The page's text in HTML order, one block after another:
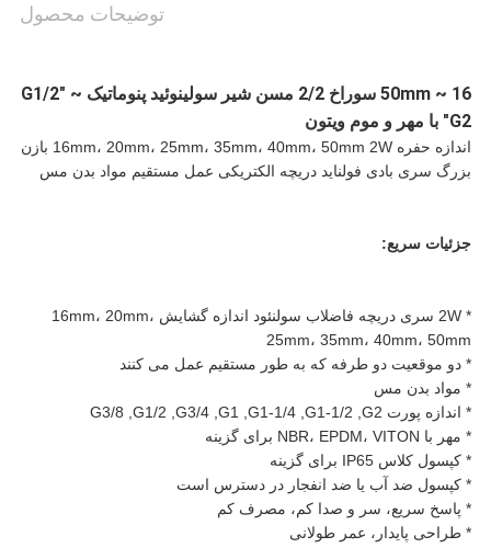
توضیحات محصول
16 ~ 50mm سوراخ 2/2 مسن شیر سولینوئید پنوماتیک G1/2" ~
G2" با مهر و موم ویتون
اندازه حفره 16mm، 20mm، 25mm، 35mm، 40mm، 50mm 2W بازن
بزرگ سری بادی فولناید دریچه الکتریکی عمل مستقیم مواد بدن مس
جزئیات سریع:
* 2W سری دریچه فاضلاب سولنئود اندازه گشایش 16mm، 20mm،
25mm، 35mm، 40mm، 50mm
* دو موقعیت دو طرفه که به طور مستقیم عمل می کنند
* مواد بدن مس
* اندازه پورت G3/8 ‬,G1/2 ‬,G3/4 ‬,G1 ‬,G1-1/4 ‬,G1-1/2 ‬,G2 ‬
* مهر با NBR، EPDM، VITON برای گزینه
* کپسول کلاس IP65 برای گزینه
* کپسول ضد آب یا ضد انفجار در دسترس است
* پاسخ سریع، سر و صدا کم، مصرف کم
* طراحی پایدار، عمر طولانی